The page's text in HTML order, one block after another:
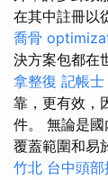
在其中註冊以
喬骨
決方案包都在
拿整復 記帳
靠，更有效，
件。 無論是
覆蓋範圍和易
竹北 台中頭